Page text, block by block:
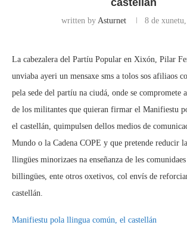
castellán
written by Asturnet 8 de
La cabezalera del Partíu Popular en Xixón, Pilar
unviaba ayeri un mensaxe sms a tolos sos afiliaos
pela sede del partíu na ciudá, onde se compromete a
de los militantes que quieran firmar el Manifiestu
el castellán, quimpulsen dellos medios de
Mundo o la Cadena COPE y que pretende reducir
llingües minorizaes na enseñanza de les
billingües, ente otros oxetivos, col envís de
castellán.
Manifiestu pola llingua común, el castellán